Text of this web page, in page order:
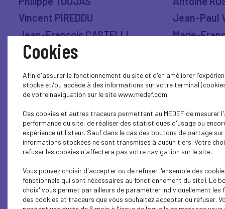
Vincent PIREDDU
Jean-François CASTELLI
Jean-Marc CERMOLACCE
Jerome CORAZZINI
Aurélie MARCELLI
José BENZONI
Franco FARSETTI
Jean-Paul
Marie-
Christophe
Charles
Paul FLACH
Le MEDEF Corse est administré par un conseil
d'administration composé du président élu et de trente
administrateurs maximums.
Cookies
Afin d'assurer le fonctionnement du site et d'en améliorer
stocke et/ou accède à des informations sur votre terminal
de votre naviguation sur le site www.medef.com.
Ces cookies et autres traceurs permettent au MEDEF de mesurer
performance du site, de réaliser des statistiques d'usage ou
expérience utilisteur. Sauf dans le cas des boutons de partage
informations stockées ne sont transmises à aucun tiers. Votre
refuser les cookies n'affectera pas votre navigation sur le site.
Vous pouvez choisir d'accepter ou de refuser l'ensemble des
fonctionnels qui sont nécessaires au fonctionnement du site). Le
choix' vous permet par ailleurs de paramétrer individuellement
des cookies et traceurs que vous souhaitez accepter ou refuser.